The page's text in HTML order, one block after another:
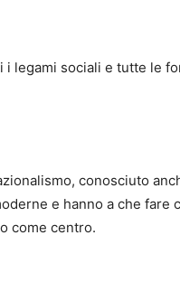
legami sociali e tutte le
conosciuto
e hanno a che
come centro.